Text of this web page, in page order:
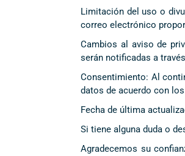
Limitación del uso o
correo electrónico
Cambios al aviso de
serán notificadas a
Consentimiento: Al
datos de acuerdo con
Fecha de última
Si tiene alguna duda o
Agradecemos su